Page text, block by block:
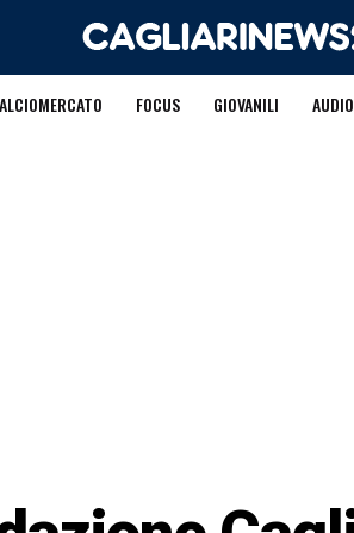
FOCUS GIOVANILI